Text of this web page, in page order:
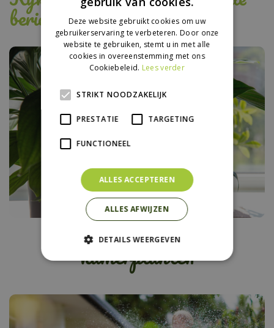
berichten:
Vakantietips voor je
kamerplanten
Deze website gebruikt cookies om uw
gebruikerservaring te verbeteren. Door onze
website te gebruiken, stemt u in met alle
cookies in overeenstemming met ons
Cookiebeleid. Lees verder
STRIKT NOODZAKELIJK
PRESTATIE TARGETING
FUNCTIONEEL
ALLES ACCEPTEREN
ALLES AFWIJZEN
DETAILS WEERGEVEN